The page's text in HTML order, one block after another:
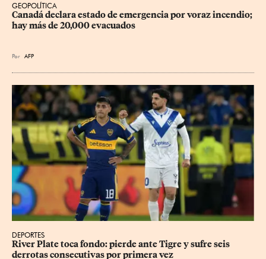
GEOPOLÍTICA
Canadá declara estado de emergencia por voraz incendio;
hay más de 20,000 evacuados
Por AFP
DEPORTES
River Plate toca fondo: pierde ante Tigre y sufre seis
derrotas consecutivas por primera vez